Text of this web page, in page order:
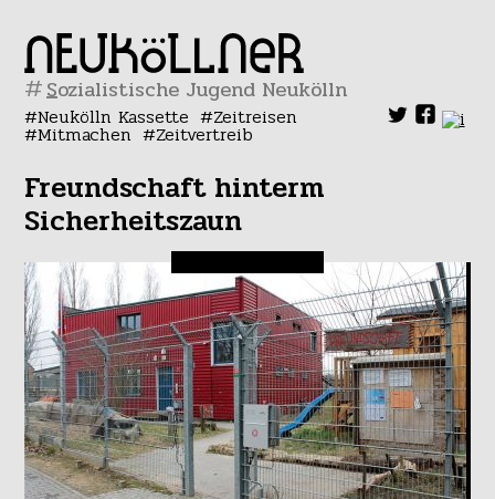
#
Neukölln Kassette Zeitreisen
Mitmachen Zeitvertreib
Freundschaft hinterm
Sicherheitszaun